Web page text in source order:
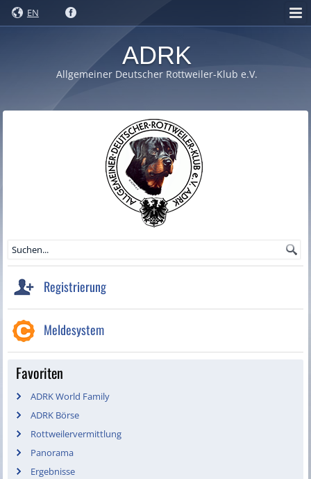
EN
ADRK
Allgemeiner Deutscher Rottweiler-Klub e.V.
Registrierung
Meldesystem
Favoriten
ADRK World Family
ADRK Börse
Rottweilervermittlung
Panorama
Ergebnisse